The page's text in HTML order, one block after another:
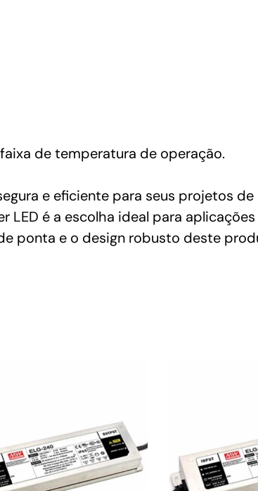
de temperatura de operação.
e eficiente para seus projetos de
é a escolha ideal para
ponta e o design robusto deste